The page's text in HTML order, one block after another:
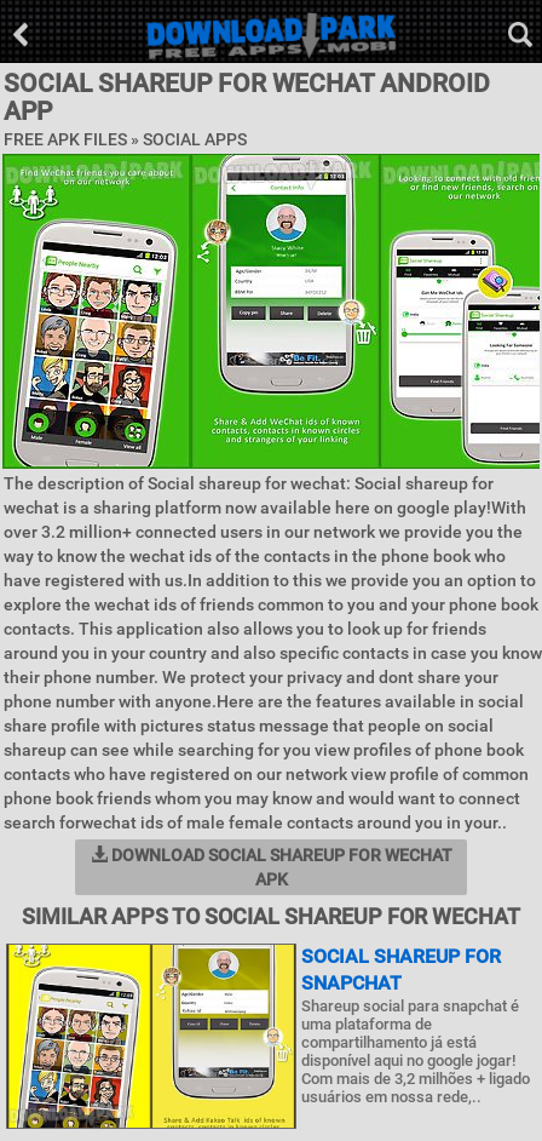
SOCIAL SHAREUP FOR WECHAT ANDROID
APP
FREE APK FILES » SOCIAL APPS
The description of Social shareup for wechat: Social shareup for
wechat is a sharing platform now available here on google play!With
over 3.2 million+ connected users in our network we provide you the
way to know the wechat ids of the contacts in the phone book who
have registered with us.In addition to this we provide you an option to
explore the wechat ids of friends common to you and your phone book
contacts. This application also allows you to look up for friends
around you in your country and also specific contacts in case you know
their phone number. We protect your privacy and dont share your
phone number with anyone.Here are the features available in social
share profile with pictures status message that people on social
shareup can see while searching for you view profiles of phone book
contacts who have registered on our network view profile of common
phone book friends whom you may know and would want to connect
search forwechat ids of male female contacts around you in your..
DOWNLOAD SOCIAL SHAREUP FOR WECHAT
APK
SIMILAR APPS TO SOCIAL SHAREUP FOR WECHAT
SOCIAL SHAREUP FOR
SNAPCHAT
Shareup social para snapchat é
uma plataforma de
compartilhamento já está
disponível aqui no google jogar!
Com mais de 3,2 milhões + ligado
usuários em nossa rede,..